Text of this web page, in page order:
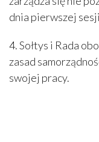
dnia pierwszej
4. Sołtys i Rada
zasad
swojej pracy.